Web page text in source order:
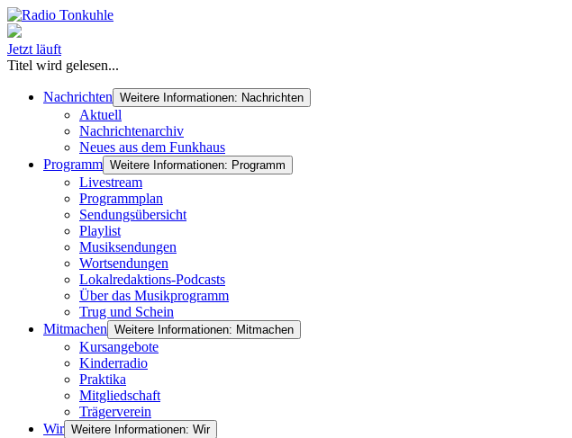
Jetzt läuft
Titel wird gelesen...
Nachrichten Weitere Informationen: Nachrichten
Aktuell
Nachrichtenarchiv
Neues aus dem Funkhaus
Programm Weitere Informationen: Programm
Livestream
Programmplan
Sendungsübersicht
Playlist
Musiksendungen
Wortsendungen
Lokalredaktions-Podcasts
Über das Musikprogramm
Trug und Schein
Mitmachen Weitere Informationen: Mitmachen
Kursangebote
Kinderradio
Praktika
Mitgliedschaft
Trägerverein
Wir Weitere Informationen: Wir